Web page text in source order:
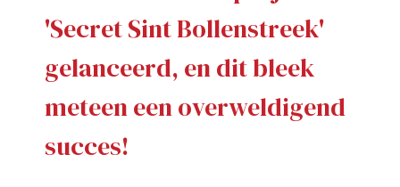
'Secret Sint Bollenstreek'
gelanceerd, en dit bleek
meteen een overweldigend
succes!